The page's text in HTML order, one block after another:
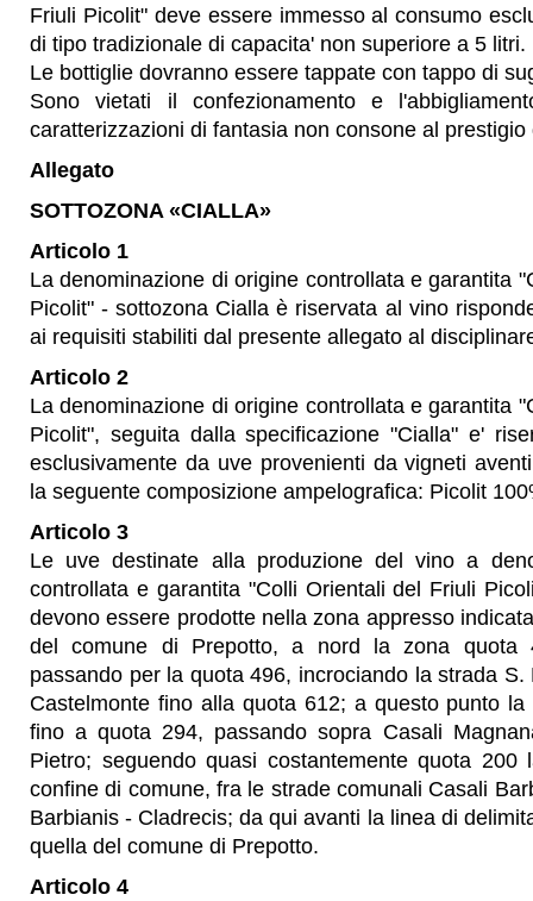
Friuli Picolit" deve essere immesso al consumo
di tipo tradizionale di capacita' non superiore a 5 litri.
Le bottiglie dovranno essere tappate con tappo di
Sono vietati il confezionamento e
caratterizzazioni di fantasia non consone al prestigio
Allegato
SOTTOZONA «CIALLA»
Articolo 1
La denominazione di origine controllata e garantita
Picolit" - sottozona Cialla è riservata al vino
ai requisiti stabiliti dal presente allegato al
Articolo 2
La denominazione di origine controllata e garantita
Picolit", seguita dalla specificazione "Cialla" e'
esclusivamente da uve provenienti da vigneti
la seguente composizione ampelografica: Picolit
Articolo 3
Le uve destinate alla produzione del vino a
controllata e garantita "Colli Orientali del Friuli
devono essere prodotte nella zona appresso
del comune di Prepotto, a nord la zona quota
passando per la quota 496, incrociando la strada
Castelmonte fino alla quota 612; a questo punto
fino a quota 294, passando sopra Casali
Pietro; seguendo quasi costantemente quota
confine di comune, fra le strade comunali Casali
Barbianis - Cladrecis; da qui avanti la linea di
quella del comune di Prepotto.
Articolo 4